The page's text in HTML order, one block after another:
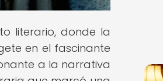
literario, donde la
en el fascinante
a la narrativa